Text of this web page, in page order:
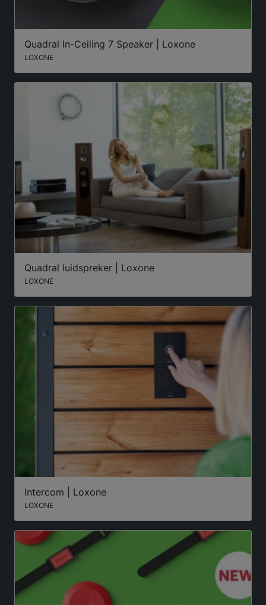
Quadral In-Ceiling 7 Speaker | Loxone
LOXONE
Quadral luidspreker | Loxone
LOXONE
Intercom | Loxone
LOXONE